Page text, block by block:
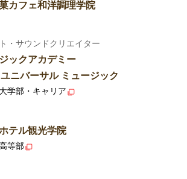
カフェ和洋調理学院
・サウンドクリエイター
ックアカデミー
ニバーサル ミュージック
学部・キャリア
テル観光学院
等部